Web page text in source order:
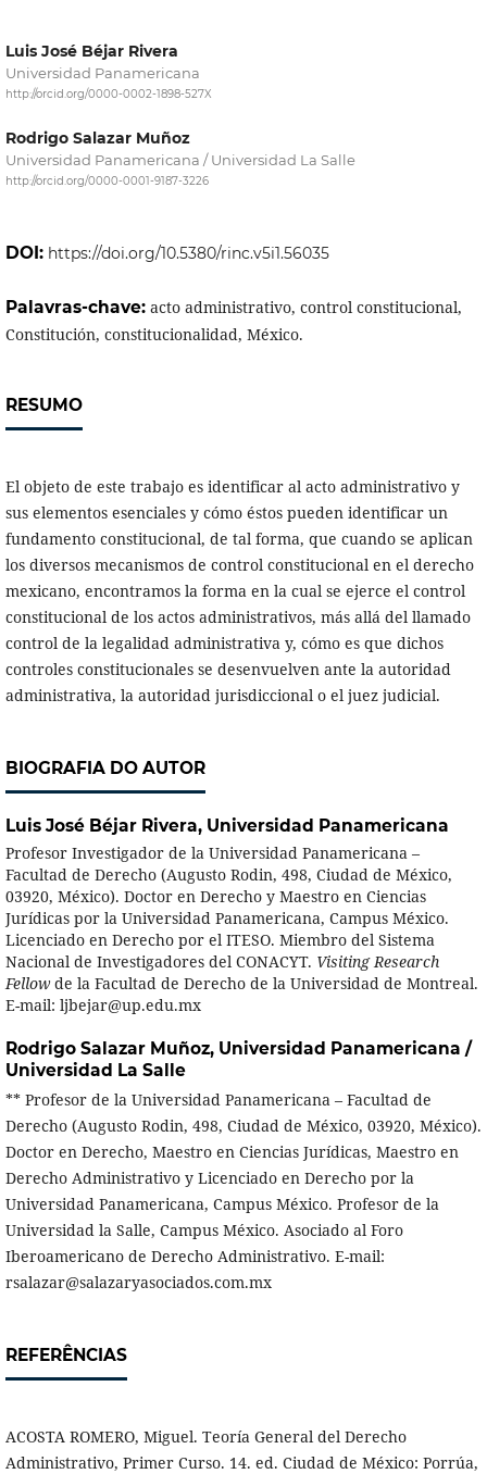
Luis José Béjar Rivera
Universidad Panamericana
http://orcid.org/0000-0002-1898-527X
Rodrigo Salazar Muñoz
Universidad Panamericana / Universidad La Salle
http://orcid.org/0000-0001-9187-3226
DOI: https://doi.org/10.5380/rinc.v5i1.56035
Palavras-chave: acto administrativo, control constitucional,
Constitución, constitucionalidad, México.
RESUMO
El objeto de este trabajo es identificar al acto administrativo y
sus elementos esenciales y cómo éstos pueden identificar un
fundamento constitucional, de tal forma, que cuando se aplican
los diversos mecanismos de control constitucional en el derecho
mexicano, encontramos la forma en la cual se ejerce el control
constitucional de los actos administrativos, más allá del llamado
control de la legalidad administrativa y, cómo es que dichos
controles constitucionales se desenvuelven ante la autoridad
administrativa, la autoridad jurisdiccional o el juez judicial.
BIOGRAFIA DO AUTOR
Luis José Béjar Rivera, Universidad Panamericana
Profesor Investigador de la Universidad Panamericana –
Facultad de Derecho (Augusto Rodin, 498, Ciudad de México,
03920, México). Doctor en Derecho y Maestro en Ciencias
Jurídicas por la Universidad Panamericana, Campus México.
Licenciado en Derecho por el ITESO. Miembro del Sistema
Nacional de Investigadores del CONACYT. Visiting Research
Fellowde la Facultad de Derecho de la Universidad de Montreal.
E-mail: ljbejar@up.edu.mx
Rodrigo Salazar Muñoz, Universidad Panamericana /
Universidad La Salle
** Profesor de la Universidad Panamericana – Facultad de
Derecho (Augusto Rodin, 498, Ciudad de México, 03920, México).
Doctor en Derecho, Maestro en Ciencias Jurídicas, Maestro en
Derecho Administrativo y Licenciado en Derecho por la
Universidad Panamericana, Campus México. Profesor de la
Universidad la Salle, Campus México. Asociado al Foro
Iberoamericano de Derecho Administrativo. E-mail:
rsalazar@salazaryasociados.com.mx
REFERÊNCIAS
ACOSTA ROMERO, Miguel. Teoría General del Derecho
Administrativo, Primer Curso. 14. ed. Ciudad de México: Porrúa,